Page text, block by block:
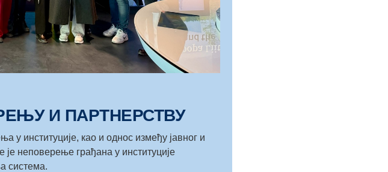
И ПАРТНЕРСТВУ
у институције, као и однос између јавног и
је неповерење грађана у институције
система.